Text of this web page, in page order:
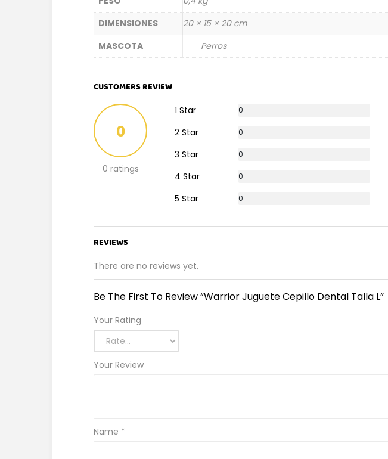
DIMENSIONES
20 × 15 × 20 cm
MASCOTA
Perros
CUSTOMERS REVIEW
0
0 ratings
1 Star
0
2 Star
0
3 Star
0
4 Star
0
5 Star
0
REVIEWS
There are no reviews yet.
Be The First To Review “Warrior Juguete Cepillo Dental Talla L”
Your Rating
Your Review
Name *